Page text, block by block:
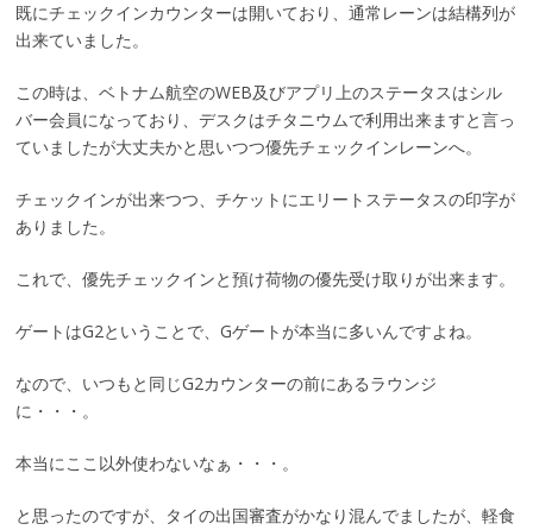
既にチェックインカウンターは開いており、通常レーンは結構列が
出来ていました。
この時は、ベトナム航空のWEB及びアプリ上のステータスはシル
バー会員になっており、デスクはチタニウムで利用出来ますと言っ
ていましたが大丈夫かと思いつつ優先チェックインレーンへ。
チェックインが出来つつ、チケットにエリートステータスの印字が
ありました。
これで、優先チェックインと預け荷物の優先受け取りが出来ます。
ゲートはG2ということで、Gゲートが本当に多いんですよね。
なので、いつもと同じG2カウンターの前にあるラウンジ
に・・・。
本当にここ以外使わないなぁ・・・。
と思ったのですが、タイの出国審査がかなり混んでましたが、軽食